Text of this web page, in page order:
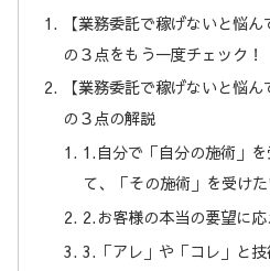
【業務委託で稼げないと悩
の３点をもう一度チェック！
【業務委託で稼げないと悩
の３点の解説
1.自分で「自分の施術」
て、「その施術」を受け
2.お客様の本当の要望に
3.「アレ」や「コレ」と